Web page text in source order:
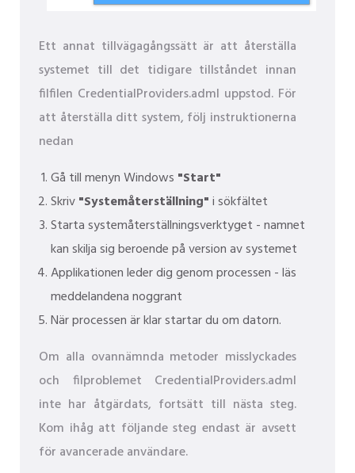
Ett annat tillvägagångssätt är att återställa
systemet till det tidigare tillståndet innan
filfilen CredentialProviders.adml uppstod. För
att återställa ditt system, följ instruktionerna
nedan
Gå till menyn Windows "Start"
Skriv"Systemåterställning"i sökfältet
Starta systemåterställningsverktyget - namnet
kan skilja sig beroende på version av systemet
Applikationen leder dig genom processen - läs
meddelandena noggrant
När processen är klar startar du om datorn.
Om alla ovannämnda metoder misslyckades
och filproblemet CredentialProviders.adml
inte har åtgärdats, fortsätt till nästa steg.
Kom ihåg att följande steg endast är avsett
för avancerade användare.